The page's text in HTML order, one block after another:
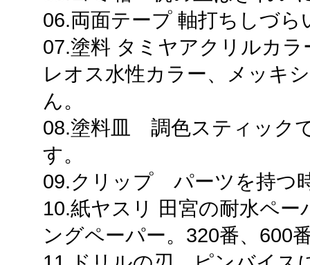
06.両面テープ 軸打ちしづら
07.塗料 タミヤアクリルカ
レオス水性カラー、メッキ
ん。
08.塗料皿 調色スティック
す。
09.クリップ パーツを持つ
10.紙ヤスリ 田宮の耐水ペ
ングペーパー。320番、600